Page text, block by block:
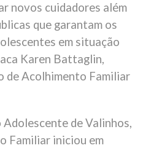
novos cuidadores além
que garantam os
em situação
Karen Battaglin,
de Acolhimento Familiar
Adolescente de Valinhos,
Familiar iniciou em